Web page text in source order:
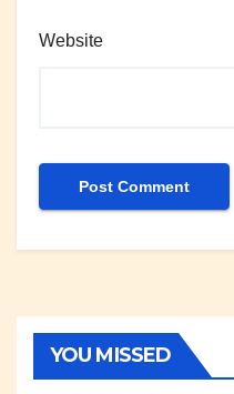
Website
YOU MISSED